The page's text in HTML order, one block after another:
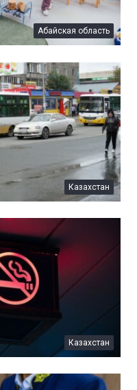
Абайская область
Казахстан
Казахстан